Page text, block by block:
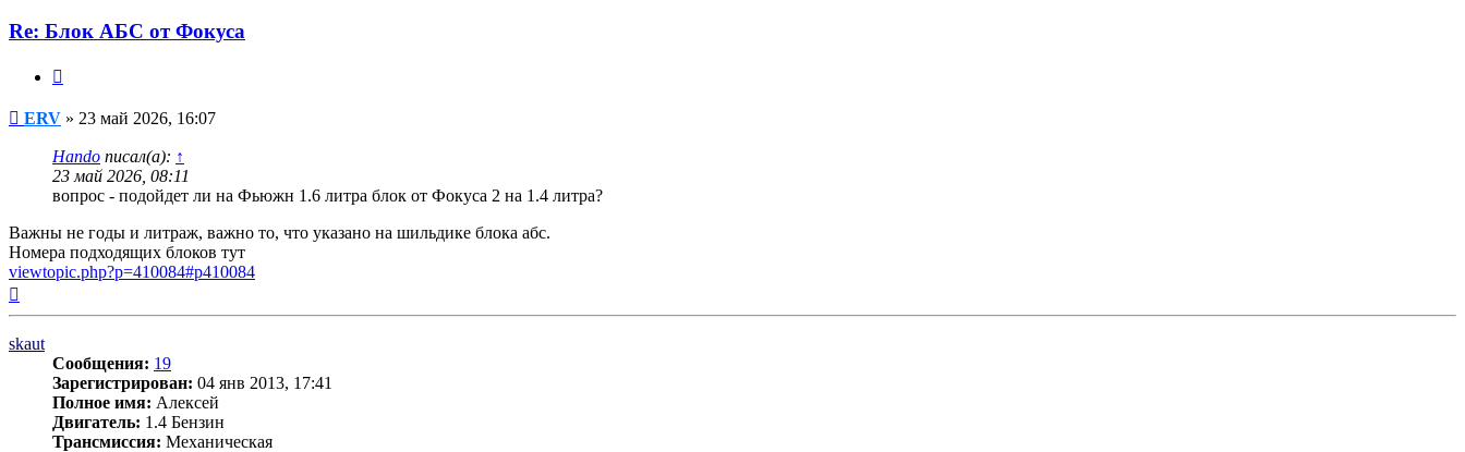
Re: Блок АБС от Фокуса
Сообщение
ERV » 23 май 2026, 16:07
Hando писал(а): ↑
23 май 2026, 08:11
вопрос - подойдет ли на Фьюжн 1.6 литра блок от Фокуса 2 на 1.4 литра?
Важны не годы и литраж, важно то, что указано на шильдике блока абс.
Номера подходящих блоков тут
viewtopic.php?p=410084#p410084
skaut
Сообщения: 19
Зарегистрирован: 04 янв 2013, 17:41
Полное имя: Алексей
Двигатель: 1.4 Бензин
Трансмиссия: Механическая